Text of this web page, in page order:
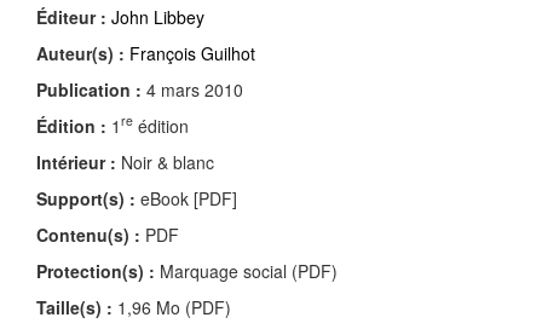
Éditeur : John Libbey
Auteur(s) : François Guilhot
Publication : 4 mars 2010
Édition : 1 re édition
Intérieur : Noir & blanc
Support(s) : eBook [PDF]
Contenu(s) : PDF
Protection(s) : Marquage social (PDF)
Taille(s) : 1,96 Mo (PDF)